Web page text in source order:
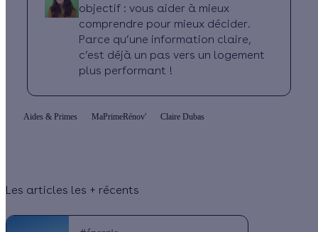
objectif : vous aider à mieux
comprendre pour mieux décider.
Parce qu’une information claire,
c’est déjà un pas vers un logement
plus performant !
Aides & Primes MaPrimeRénov' Claire Dubas
Les articles les + récents